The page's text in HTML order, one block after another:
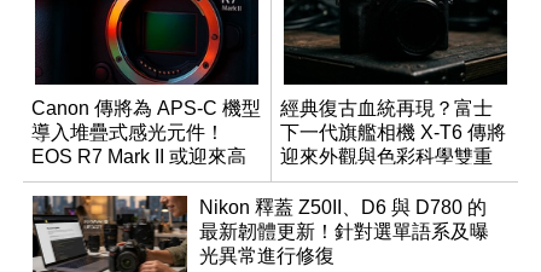
Canon 傳將為 APS-C 機型
導入堆疊式感光元件！
EOS R7 Mark II 或迎來高
速讀出升級
經典復古血統再現？富士
下一代旗艦相機 X-T6 傳將
迎來外觀與色彩科學雙重
優化
Nikon 釋蓋 Z50II、D6 與 D780 的
最新韌體更新！針對選單語系及曝
光異常進行修復